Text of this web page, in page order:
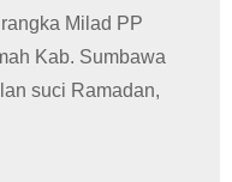
Milad PP
Kab. Sumbawa
suci Ramadan,